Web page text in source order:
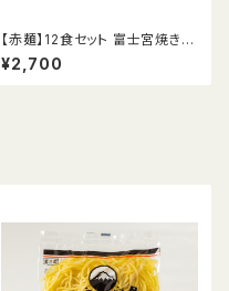
【赤麺】12食セット 富士宮焼きそ
ば
¥2,700